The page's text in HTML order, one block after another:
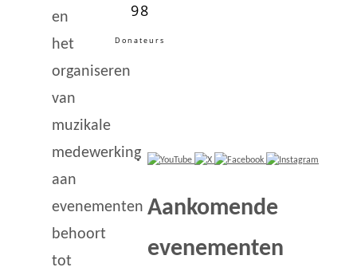
en
het
organiseren
van
muzikale
medewerking
aan
evenementen
behoort
tot
98
Donateurs
Aankomende
evenementen